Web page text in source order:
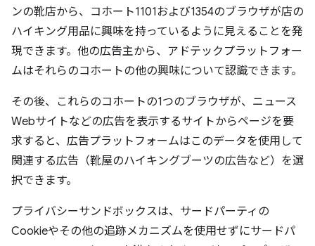
ンの靴店から、コホート1101および1354のブラウザが店の
ハイキング用品に興味を持っているように見えることを発
現できます。他の広告主から、アドテックプラットフォー
ムはそれらのコホートの他の興味について認識できます。
その後、これらのコホートの1つのブラウザが、ニュース
Webサイトなどの広告を表示するサイトからページを要
求すると、広告プラットフォームはこのデータを使用して
関連する広告（靴屋のハイキングブーツの広告など）を選
択できます。
プライバシーサンドボックスは、サードパーティの
Cookieやその他の追跡メカニズムを使用せずにサードパ